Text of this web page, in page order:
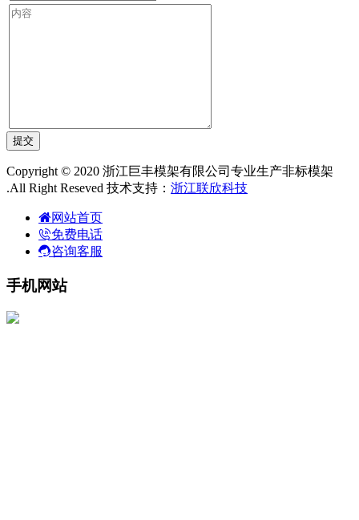
Copyright © 2020 浙江巨丰模架有限公司专业生产非标模架
.All Right Reseved 技术支持： 浙江联欣科技
网站首页
免费电话
咨询客服
手机网站